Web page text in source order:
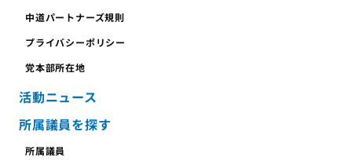
中道パートナーズ規則
プライバシーポリシー
党本部所在地
活動ニュース
所属議員を探す
所属議員